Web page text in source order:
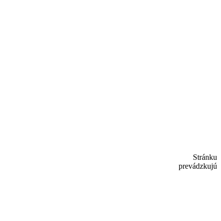
Stránku
prevádzkujú